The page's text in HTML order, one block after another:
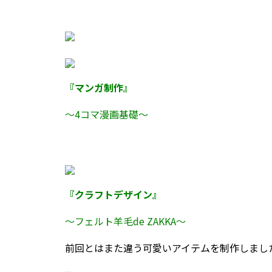
『マンガ制作』
～4コマ漫画基礎～
『クラフトデザイン』
～フェルト羊毛de ZAKKA～
前回とはまた違う可愛いアイテムを制作しまし